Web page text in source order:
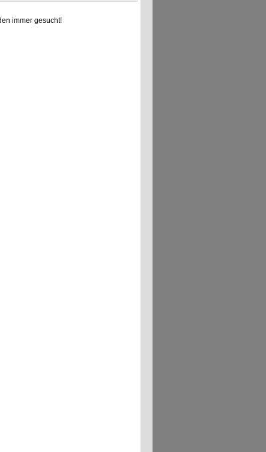
immer gesucht!